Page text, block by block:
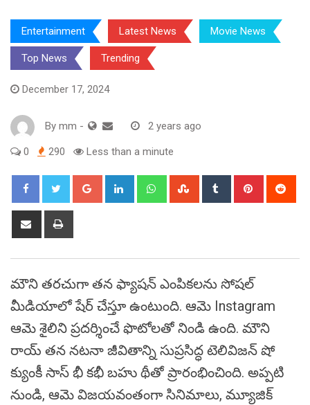
Entertainment Latest News Movie News
Top News Trending
December 17, 2024
By mm - 2 years ago
0 290 Less than a minute
Google+ LinkedIn WhatsappStumbleUpon
Tumblr Pinterest
Share
మౌని తరచుగా తన ఫ్యాషన్ ఎంపికలను సోషల్
మీడియాలో షేర్ చేస్తూ ఉంటుంది. ఆమె Instagram
ఆమె శైలిని ప్రదర్శించే ఫొటోలతో నిండి ఉంది. మౌని
రాయ్ తన నటనా జీవితాన్ని సుప్రసిద్ధ టెలివిజన్ షో
క్యుంకీ సాస్ భీ కభీ బహు థీతో ప్రారంభించింది. అప్పటి
నుండి, ఆమె విజయవంతంగా సినిమాలు, మ్యూజిక్